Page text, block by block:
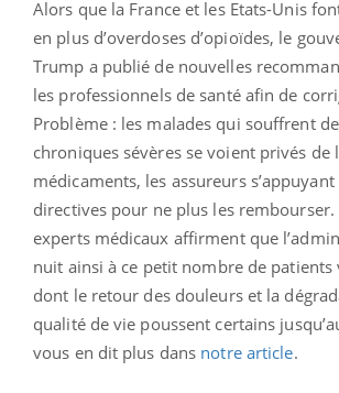
Alors que la France et les Etats-Unis
en plus d’overdoses d’opioïdes, le
Trump a publié de nouvelles
les professionnels de santé afin de
Problème : les malades qui souffrent
chroniques sévères se voient privés de
médicaments, les assureurs s’appuyant
directives pour ne plus les rembourser.
experts médicaux affirment que
nuit ainsi à ce petit nombre de patients
dont le retour des douleurs et la
qualité de vie poussent certains
vous en dit plus dans notre article.